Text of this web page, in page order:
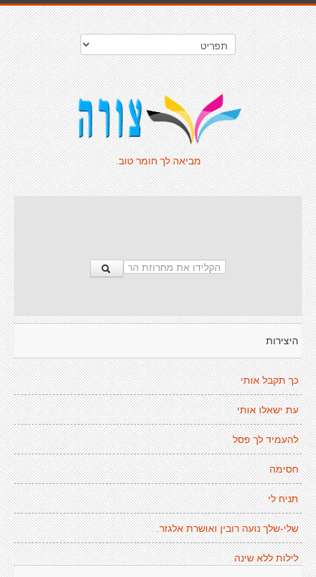
מביאה לך חומר טוב.
היצירות
כך תקבל אותי
עת ישאלו אותי
להעמיד לך פסל
חסימה
תניח לי
שלי-שלך נועה רובין ואושרת אלגזר.
לילות ללא שינה